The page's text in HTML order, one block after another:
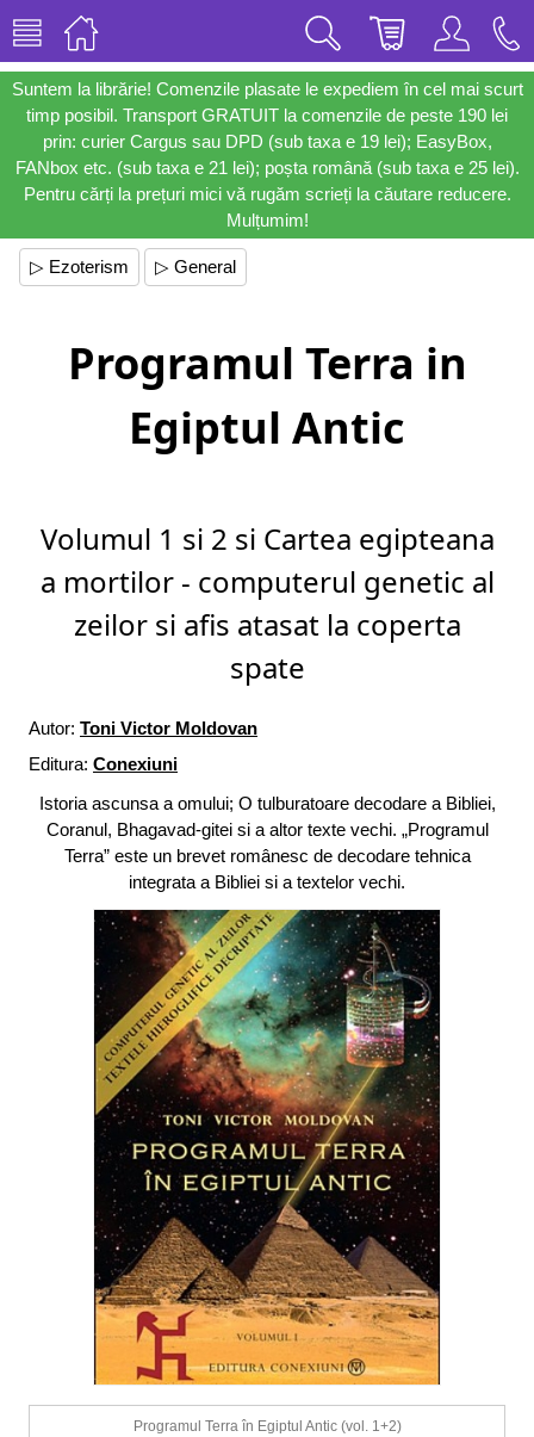
Suntem la librărie! Comenzile plasate le expediem în cel mai scurt
timp posibil. Transport GRATUIT la comenzile de peste 190 lei
prin: curier Cargus sau DPD (sub taxa e 19 lei); EasyBox,
FANbox etc. (sub taxa e 21 lei); poșta română (sub taxa e 25 lei).
Pentru cărți la prețuri mici vă rugăm scrieți la căutare reducere.
Mulțumim!
▷ Ezoterism ▷ General
Programul Terra in
Egiptul Antic
Volumul 1 si 2 si Cartea egipteana
a mortilor - computerul genetic al
zeilor si afis atasat la coperta
spate
Autor: Toni Victor Moldovan
Editura: Conexiuni
Istoria ascunsa a omului; O tulburatoare decodare a Bibliei,
Coranul, Bhagavad-gitei si a altor texte vechi. „Programul
Terra” este un brevet românesc de decodare tehnica
integrata a Bibliei si a textelor vechi.
Programul Terra în Egiptul Antic (vol. 1+2)